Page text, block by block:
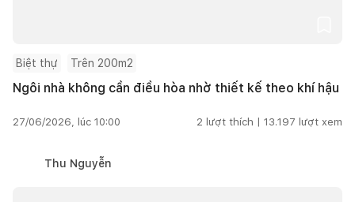
Biệt thự Trên 200m2
Ngôi nhà không cần điều hòa nhờ thiết kế theo khí hậu
27/06/2026, lúc 10:00 2 lượt thích | 13.197 lượt xem
Thu Nguyễn